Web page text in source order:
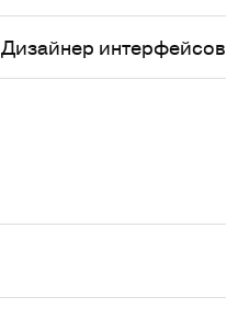
Дизайнер интерфейсов